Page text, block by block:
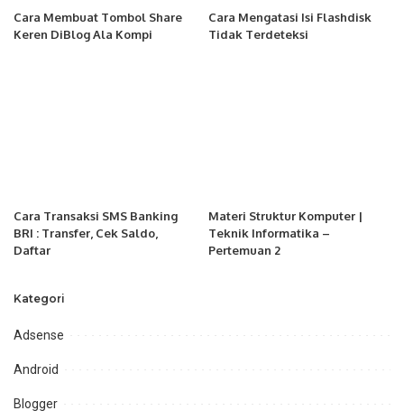
Cara Membuat Tombol Share
Keren DiBlog Ala Kompi
Cara Mengatasi Isi Flashdisk
Tidak Terdeteksi
Cara Transaksi SMS Banking
BRI : Transfer, Cek Saldo,
Daftar
Materi Struktur Komputer |
Teknik Informatika –
Pertemuan 2
Kategori
Adsense
Android
Blogger